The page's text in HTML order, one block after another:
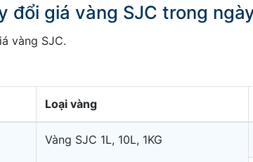
đổi giá vàng SJC trong
vàng SJC.
Loại vàng
Vàng SJC 1L, 10L, 1KG